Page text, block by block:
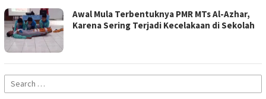
Awal Mula Terbentuknya PMR MTs Al-Azhar,
Karena Sering Terjadi Kecelakaan di Sekolah
Search
for: